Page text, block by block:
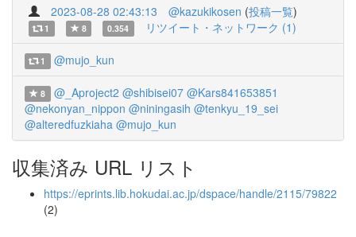
2023-08-28 02:43:13 @kazukikosen (投稿一覧)
1 8 0.354 リツイート・ネットワーク (1)
1 @mujo_kun
8 @_Aproject2 @shibisei07 @Kars841653851
@nekonyan_nippon @niningasih @tenkyu_19_sei
@alteredfuzkiaha @mujo_kun
収集済み URL リスト
https://eprints.lib.hokudai.ac.jp/dspace/handle/2115/79822
(2)